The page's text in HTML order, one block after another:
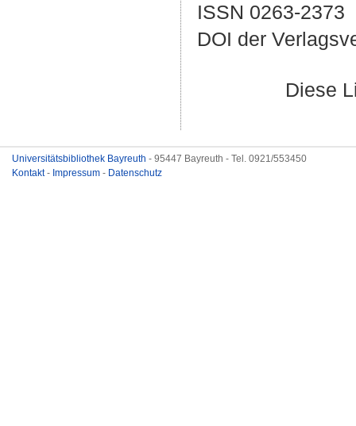
ISSN 0263-2373
DOI der
Diese
Universitätsbibliothek Bayreuth - 95447 Bayreuth - Tel. 0921/553450
Kontakt- Impressum - Datenschutz